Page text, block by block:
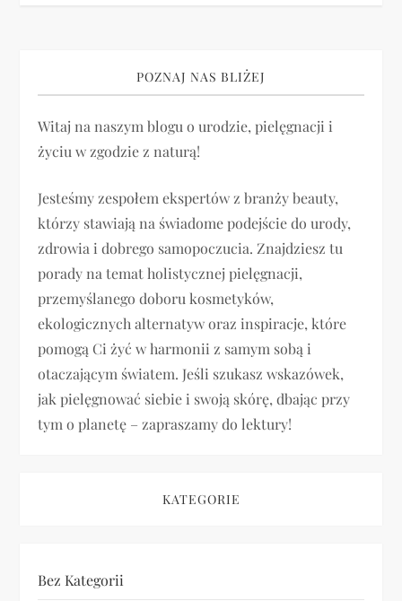
a
c
a
w
p
i
s
u
POZNAJ NAS BLIŻEJ
Witaj na naszym blogu o urodzie, pielęgnacji i
życiu w zgodzie z naturą!
Jesteśmy zespołem ekspertów z branży beauty,
którzy stawiają na świadome podejście do urody,
zdrowia i dobrego samopoczucia. Znajdziesz tu
porady na temat holistycznej pielęgnacji,
przemyślanego doboru kosmetyków,
ekologicznych alternatyw oraz inspiracje, które
pomogą Ci żyć w harmonii z samym sobą i
otaczającym światem. Jeśli szukasz wskazówek,
jak pielęgnować siebie i swoją skórę, dbając przy
tym o planetę – zapraszamy do lektury!
KATEGORIE
Bez Kategorii